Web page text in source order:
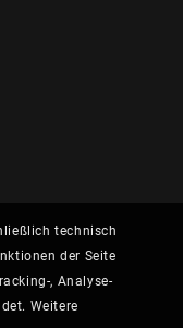
technisch
der Seite
, Analyse-
Weitere